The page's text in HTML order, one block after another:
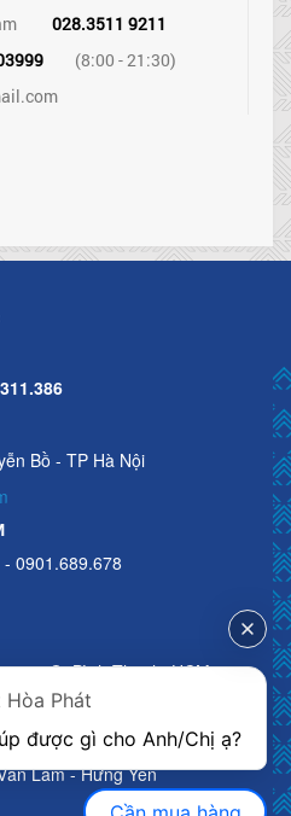
028.3511 9211
(8:00 - 21:30)
Bồ - TP Hà Nội
0901.689.678
15, Q. Bình Thạnh, HCM
Lâm - Hưng Yên
Hòa Phát